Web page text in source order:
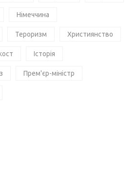
Німеччина
Тероризм Християнство
Історія
Прем'єр-міністр